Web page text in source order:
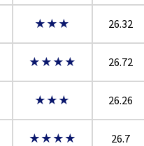
★★★ 26.32
★★★★ 26.72
★★★ 26.26
★★★★ 26.7